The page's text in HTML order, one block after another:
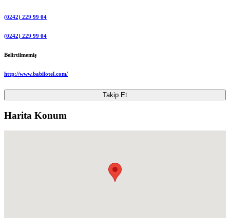
(0242) 229 99 04
(0242) 229 99 04
Belirtilmemiş
http://www.babilotel.com/
Takip Et
Harita Konum